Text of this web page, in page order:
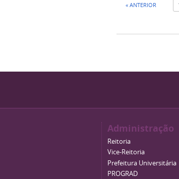
« ANTERIOR
Administração
Reitoria
Vice-Reitoria
Prefeitura Universitária
PROGRAD